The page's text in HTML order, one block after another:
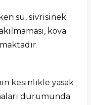
su, sivrisinek
kova
kesinlikle yasak
durumunda